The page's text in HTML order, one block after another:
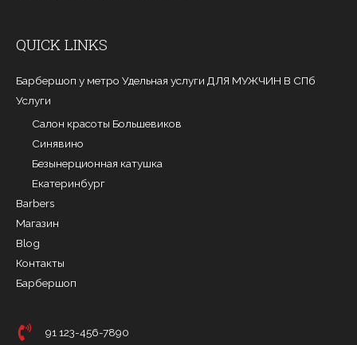
QUICK LINKS
Барбершоп у метро Удельная услуги ДЛЯ МУЖЧИН В СПб
Услуги
Салон красоты Большевиков
Синявино
Безынерционная катушка
Екатеринбург
Barbers
Магазин
Blog
Контакты
Барбершоп
91 123-456-7890